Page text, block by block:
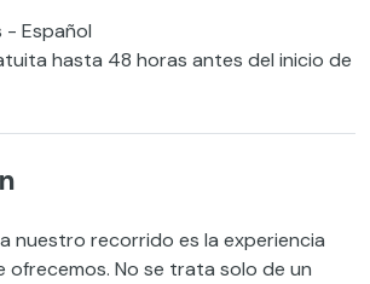
- Español
hasta 48 horas antes del inicio de
nuestro recorrido es la experiencia
ofrecemos. No se trata solo de un